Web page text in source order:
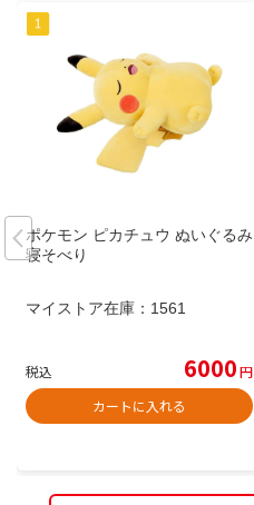
ポケモン ピカチュウ ぬいぐるみ
寝そべり
マイストア在庫： 1561
税込 6000円
カートに入れる